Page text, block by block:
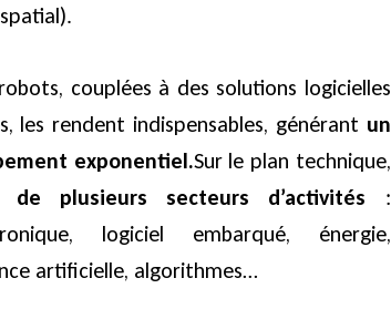
couplées à des solutions logicielles
rendent indispensables, générant un
exponentiel.Sur le plan technique,
de plusieurs secteurs d’activités :
logiciel embarqué, énergie,
artificielle, algorithmes…